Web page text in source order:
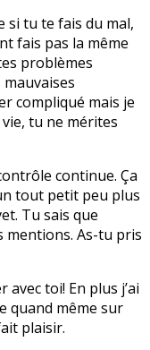
si tu te fais du mal,
fais pas la même
problèmes
mauvaises
compliqué mais je
vie, tu ne mérites
continue. Ça
tout petit peu plus
Tu sais que
mentions. As-tu pris
avec toi! En plus j’ai
quand même sur
plaisir.